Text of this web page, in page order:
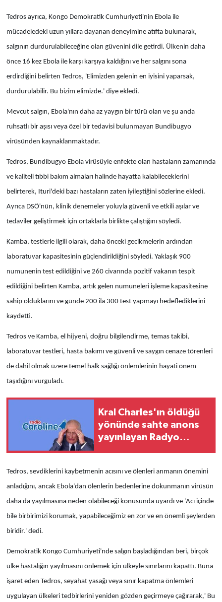
Tedros ayrıca, Kongo Demokratik Cumhuriyeti'nin Ebola ile
mücadeledeki uzun yıllara dayanan deneyimine atıfta bulunarak,
salgının durdurulabileceğine olan güvenini dile getirdi. Ülkenin daha
önce 16 kez Ebola ile karşı karşıya kaldığını ve her salgını sona
erdirdiğini belirten Tedros, 'Elimizden gelenin en iyisini yaparsak,
durdurulabilir. Bu bizim elimizde.' diye ekledi.
Mevcut salgın, Ebola'nın daha az yaygın bir türü olan ve şu anda
ruhsatlı bir aşısı veya özel bir tedavisi bulunmayan Bundibugyo
virüsünden kaynaklanmaktadır.
Tedros, Bundibugyo Ebola virüsüyle enfekte olan hastaların zamanında
ve kaliteli tıbbi bakım almaları halinde hayatta kalabileceklerini
belirterek, Ituri'deki bazı hastaların zaten iyileştiğini sözlerine ekledi.
Ayrıca DSÖ'nün, klinik denemeler yoluyla güvenli ve etkili aşılar ve
tedaviler geliştirmek için ortaklarla birlikte çalıştığını söyledi.
Kamba, testlerle ilgili olarak, daha önceki gecikmelerin ardından
laboratuvar kapasitesinin güçlendirildiğini söyledi. Yaklaşık 900
numunenin test edildiğini ve 260 civarında pozitif vakanın tespit
edildiğini belirten Kamba, artık gelen numuneleri işleme kapasitesine
sahip olduklarını ve günde 200 ila 300 test yapmayı hedeflediklerini
kaydetti.
Tedros ve Kamba, el hijyeni, doğru bilgilendirme, temas takibi,
laboratuvar testleri, hasta bakımı ve güvenli ve saygın cenaze törenleri
de dahil olmak üzere temel halk sağlığı önlemlerinin hayati önem
taşıdığını vurguladı.
Kral Charles'ın öldüğü
yönünde sahte anons
yayınlayan Radyo
Tedros, sevdiklerini kaybetmenin acısını ve ölenleri anmanın önemini
anladığını, ancak Ebola'dan ölenlerin bedenlerine dokunmanın virüsün
daha da yayılmasına neden olabileceği konusunda uyardı ve 'Acı içinde
bile birbirimizi korumak, yapabileceğimiz en zor ve en önemli şeylerden
biridir.' dedi.
Demokratik Kongo Cumhuriyeti'nde salgın başladığından beri, birçok
ülke hastalığın yayılmasını önlemek için ülkeyle sınırlarını kapattı. Buna
işaret eden Tedros, seyahat yasağı veya sınır kapatma önlemleri
uygulayan ülkeleri tedbirlerini yeniden gözden geçirmeye çağırarak,' Bu